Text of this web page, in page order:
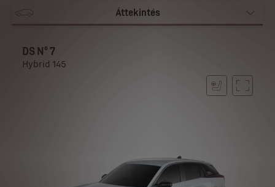
Áttekintés
DS N⁰ 7
Hybrid 145